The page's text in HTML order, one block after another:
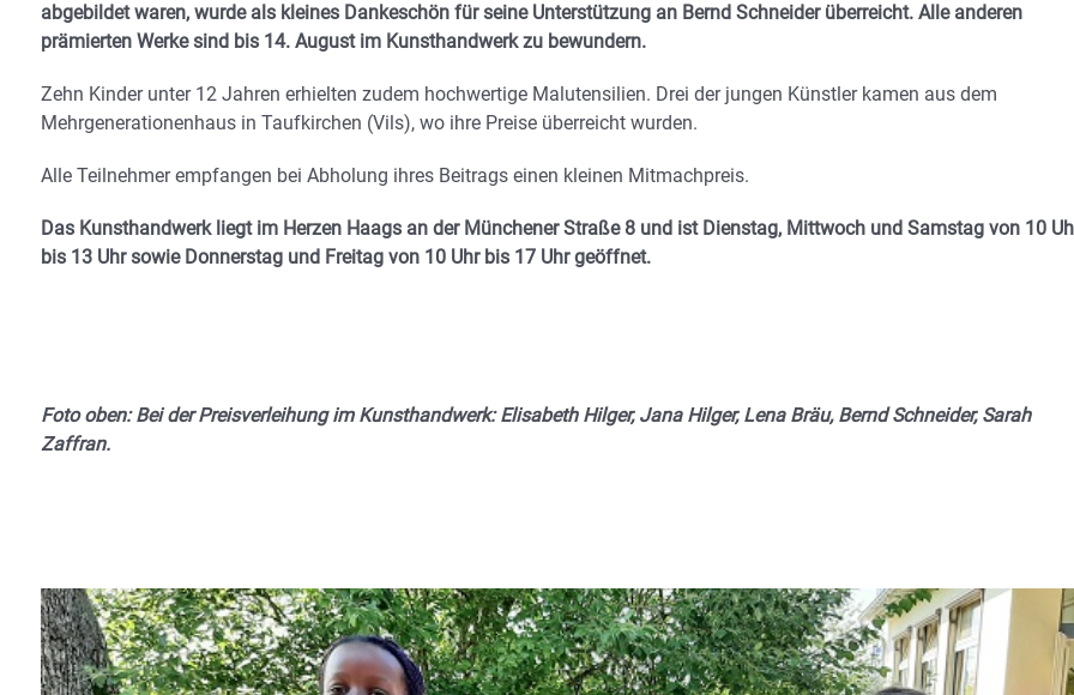
abgebildet waren, wurde als kleines Dankeschön für seine Unterstützung an Bernd Schneider überreicht. Alle anderen
prämierten Werke sind bis 14. August im Kunsthandwerk zu bewundern.
Zehn Kinder unter 12 Jahren erhielten zudem hochwertige Malutensilien. Drei der jungen Künstler kamen aus dem
Mehrgenerationenhaus in Taufkirchen (Vils), wo ihre Preise überreicht wurden.
Alle Teilnehmer empfangen bei Abholung ihres Beitrags einen kleinen Mitmachpreis.
Das Kunsthandwerk liegt im Herzen Haags an der Münchener Straße 8 und ist Dienstag, Mittwoch und Samstag von 10
bis 13 Uhr sowie Donnerstag und Freitag von 10 Uhr bis 17 Uhr geöffnet.
Foto oben: Bei der Preisverleihung im Kunsthandwerk: Elisabeth Hilger, Jana Hilger, Lena Bräu, Bernd Schneider, Sarah
Zaffran.